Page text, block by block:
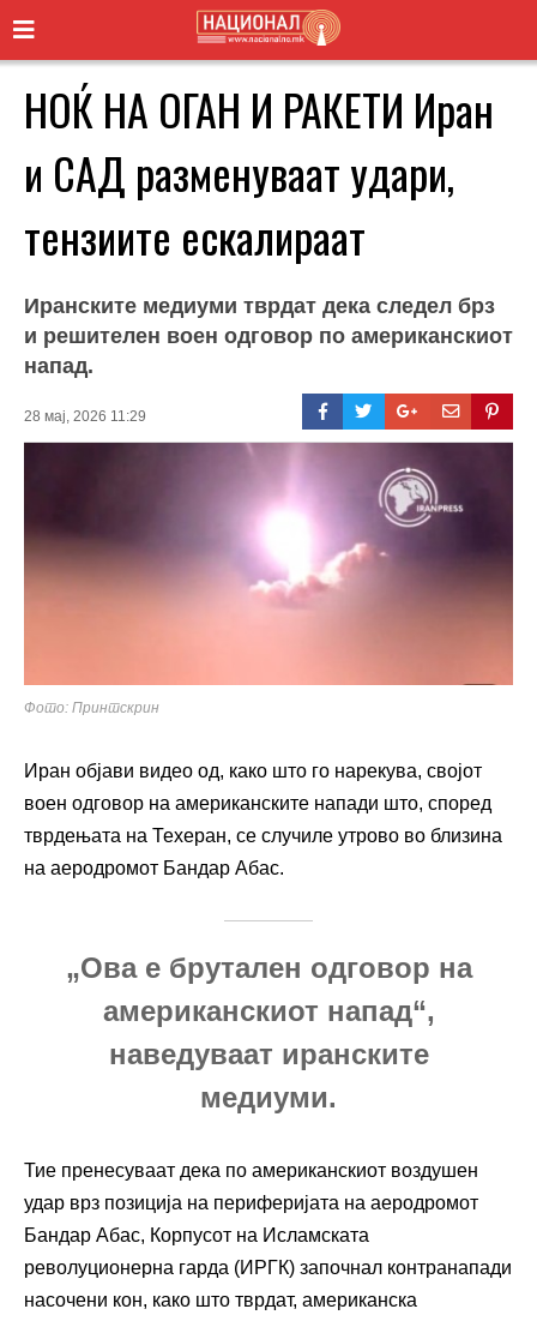
НОЌ НА ОГАН И РАКЕТИ Иран
и САД разменуваат удари,
тензиите ескалираат
Иранските медиуми тврдат дека следел брз
и решителен воен одговор по американскиот
напад.
28 мај, 2026 11:29
Фото: Принтскрин
Иран објави видео од, како што го нарекува, својот
воен одговор на американските напади што, според
тврдењата на Техеран, се случиле утрово во близина
на аеродромот Бандар Абас.
„Ова е брутален одговор на
американскиот напад“,
наведуваат иранските
медиуми.
Тие пренесуваат дека по американскиот воздушен
удар врз позиција на периферијата на аеродромот
Бандар Абас, Корпусот на Исламската
револуционерна гарда (ИРГК) започнал контранапади
насочени кон, како што тврдат, американска